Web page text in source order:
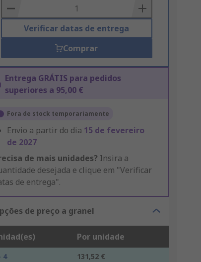
Basket
Verificar datas de entrega
Comprar
Entrega GRÁTIS para pedidos
superiores a 95,00 €
Fora de stock temporariamente
Envio a partir do dia 15 de fevereiro
de 2027
de mais unidades? Insira a
desejada e clique em "Verificar
de entrega".
de preço a granel
Por unidade
4
131,52 €